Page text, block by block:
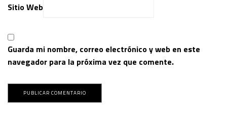
Sitio Web
Guarda mi nombre, correo electrónico y web en este
navegador para la próxima vez que comente.